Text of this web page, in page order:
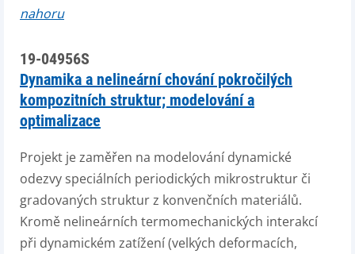
nahoru
19-04956S
Dynamika a nelineární chování pokročilých
kompozitních struktur; modelování a
optimalizace
Projekt je zaměřen na modelování dynamické
odezvy speciálních periodických mikrostruktur či
gradovaných struktur z konvenčních materiálů.
Kromě nelineárních termomechanických interakcí
při dynamickém zatížení (velkých deformacích,